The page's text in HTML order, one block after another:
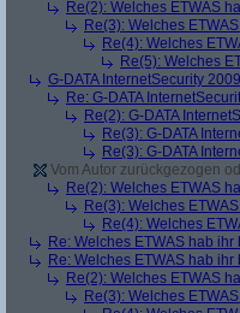
Re(2): Welches ETWAS
Re(3): Welches
Re(4): Welches
Re(5): Welches
G-DATA InternetSecurity 2009
Re: G-DATA
Re(2): G-DATA
Re(3): G-DATA
Re(3): G-DATA
Vom Autor zurückgezogen
Re(2): Welches ETWAS
Re(3): Welches
Re(4): Welches
Re: Welches ETWAS hab ihr
Re: Welches ETWAS hab ihr
Re(2): Welches ETWAS
Re(3): Welches